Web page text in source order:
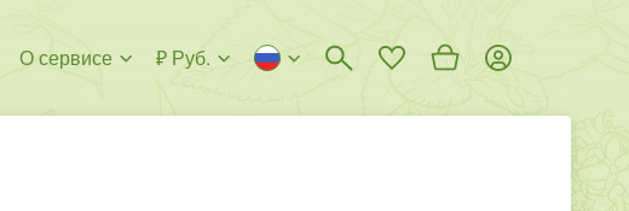
О сервисе ₽ Руб.